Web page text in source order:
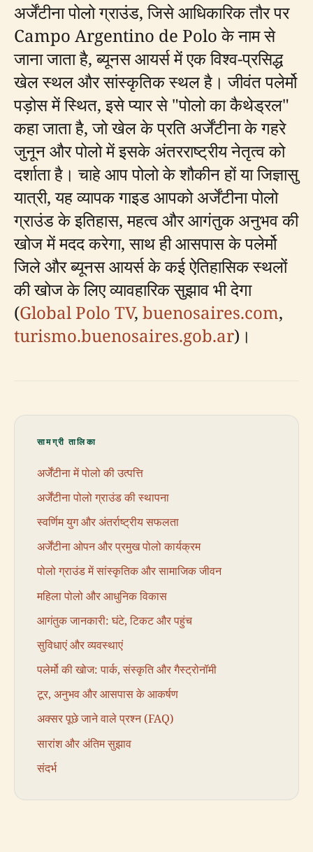
अर्जेंटीना पोलो ग्राउंड, जिसे आधिकारिक तौर पर
Campo Argentino de Polo के नाम से
जाना जाता है, ब्यूनस आयर्स में एक विश्व-प्रसिद्ध
खेल स्थल और सांस्कृतिक स्थल है। जीवंत पलेर्मो
पड़ोस में स्थित, इसे प्यार से "पोलो का कैथेड्रल"
कहा जाता है, जो खेल के प्रति अर्जेंटीना के गहरे
जुनून और पोलो में इसके अंतरराष्ट्रीय नेतृत्व को
दर्शाता है। चाहे आप पोलो के शौकीन हों या जिज्ञासु
यात्री, यह व्यापक गाइड आपको अर्जेंटीना पोलो
ग्राउंड के इतिहास, महत्व और आगंतुक अनुभव की
खोज में मदद करेगा, साथ ही आसपास के पलेर्मो
जिले और ब्यूनस आयर्स के कई ऐतिहासिक स्थलों
की खोज के लिए व्यावहारिक सुझाव भी देगा
(Global Polo TV, buenosaires.com,
turismo.buenosaires.gob.ar)।
सामग्री तालिका
अर्जेंटीना में पोलो की उत्पत्ति
अर्जेंटीना पोलो ग्राउंड की स्थापना
स्वर्णिम युग और अंतर्राष्ट्रीय सफलता
अर्जेंटीना ओपन और प्रमुख पोलो कार्यक्रम
पोलो ग्राउंड में सांस्कृतिक और सामाजिक जीवन
महिला पोलो और आधुनिक विकास
आगंतुक जानकारी: घंटे, टिकट और पहुंच
सुविधाएं और व्यवस्थाएं
पलेर्मो की खोज: पार्क, संस्कृति और गैस्ट्रोनॉमी
टूर, अनुभव और आसपास के आकर्षण
अक्सर पूछे जाने वाले प्रश्न (FAQ)
सारांश और अंतिम सुझाव
संदर्भ